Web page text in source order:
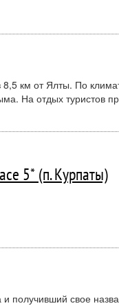
км от Ялты. По
На отдых туристов
чистота и
целебное
благоприятны
температуры,
самых теплых мест
Воздух насыщен
насыщенной
5* (п. Курпаты)
получивший свое